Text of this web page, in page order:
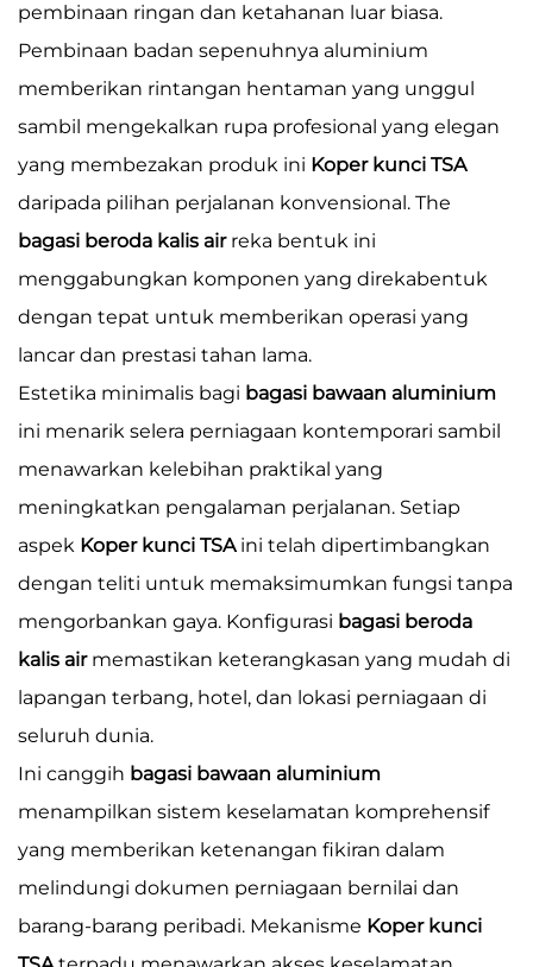
pembinaan ringan dan ketahanan luar biasa.
Pembinaan badan sepenuhnya aluminium
memberikan rintangan hentaman yang unggul
sambil mengekalkan rupa profesional yang elegan
yang membezakan produk ini Koper kunci TSA
daripada pilihan perjalanan konvensional. The
bagasi beroda kalis air reka bentuk ini
menggabungkan komponen yang direkabentuk
dengan tepat untuk memberikan operasi yang
lancar dan prestasi tahan lama.
Estetika minimalis bagi bagasi bawaan aluminium
ini menarik selera perniagaan kontemporari sambil
menawarkan kelebihan praktikal yang
meningkatkan pengalaman perjalanan. Setiap
aspek Koper kunci TSA ini telah dipertimbangkan
dengan teliti untuk memaksimumkan fungsi tanpa
mengorbankan gaya. Konfigurasi bagasi beroda
kalis air memastikan keterangkasan yang mudah di
lapangan terbang, hotel, dan lokasi perniagaan di
seluruh dunia.
Ini canggih bagasi bawaan aluminium
menampilkan sistem keselamatan komprehensif
yang memberikan ketenangan fikiran dalam
melindungi dokumen perniagaan bernilai dan
barang-barang peribadi. Mekanisme Koper kunci